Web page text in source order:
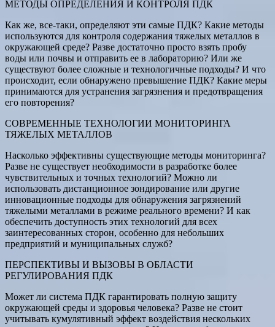
МЕТОДЫ ОПРЕДЕЛЕНИЯ И КОНТРОЛЯ ПДК
Как же, все-таки, определяют эти самые ПДК? Какие методы
используются для контроля содержания тяжелых металлов в
окружающей среде? Разве достаточно просто взять пробу
воды или почвы и отправить ее в лабораторию? Или же
существуют более сложные и технологичные подходы? И что
происходит, если обнаружено превышение ПДК? Какие меры
принимаются для устранения загрязнения и предотвращения
его повторения?
СОВРЕМЕННЫЕ ТЕХНОЛОГИИ МОНИТОРИНГА
ТЯЖЕЛЫХ МЕТАЛЛОВ
Насколько эффективны существующие методы мониторинга?
Разве не существует необходимости в разработке более
чувствительных и точных технологий? Можно ли
использовать дистанционное зондирование или другие
инновационные подходы для обнаружения загрязнений
тяжелыми металлами в режиме реального времени? И как
обеспечить доступность этих технологий для всех
заинтересованных сторон, особенно для небольших
предприятий и муниципальных служб?
ПЕРСПЕКТИВЫ И ВЫЗОВЫ В ОБЛАСТИ
РЕГУЛИРОВАНИЯ ПДК
Может ли система ПДК гарантировать полную защиту
окружающей среды и здоровья человека? Разве не стоит
учитывать кумулятивный эффект воздействия нескольких